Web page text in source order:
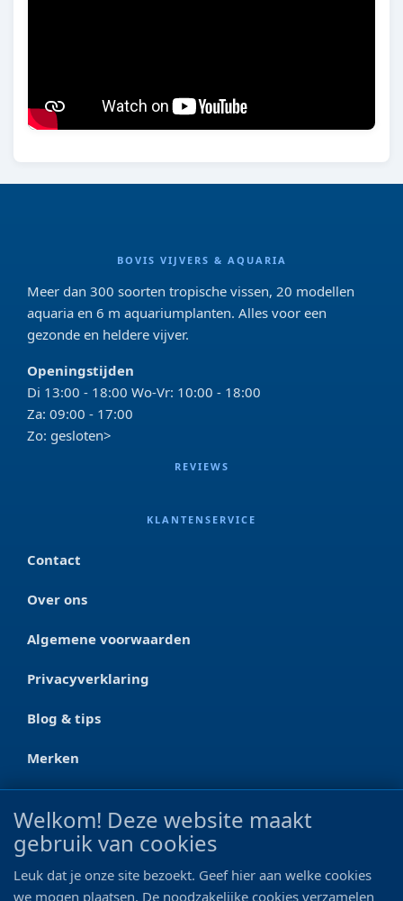
BOVIS VIJVERS & AQUARIA
Meer dan 300 soorten tropische vissen, 20 modellen
aquaria en 6 m aquariumplanten. Alles voor een
gezonde en heldere vijver.
Openingstijden
Di 13:00 - 18:00 Wo-Vr: 10:00 - 18:00
Za: 09:00 - 17:00
Zo: gesloten>
REVIEWS
KLANTENSERVICE
Contact
Over ons
Algemene voorwaarden
Privacyverklaring
Blog & tips
Merken
CONTACT
Ootmarsumseweg 125a
0546 - 622 990
Welkom! Deze website maakt
gebruik van cookies
Leuk dat je onze site bezoekt. Geef hier aan welke cookies
we mogen plaatsen. De noodzakelijke cookies verzamelen